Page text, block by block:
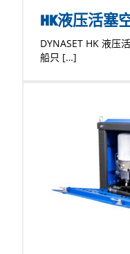
HK液压活塞
DYNASET HK 液压
船只 […]